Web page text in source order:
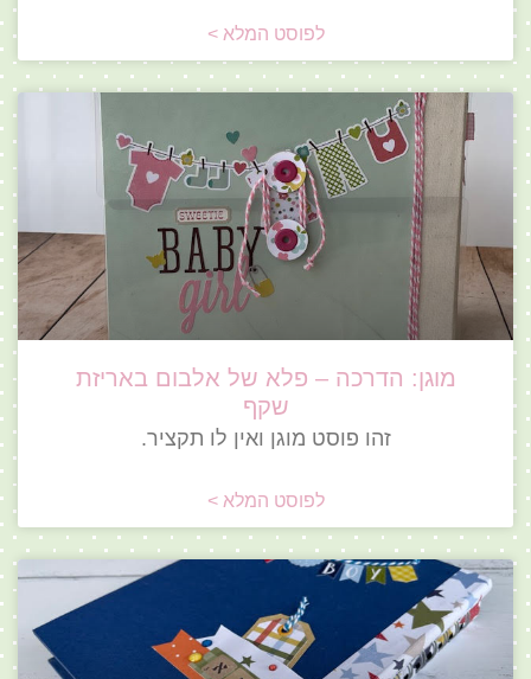
לפוסט המלא >
מוגן: הדרכה – פלא של אלבום באריזת
שקף
זהו פוסט מוגן ואין לו תקציר.
לפוסט המלא >